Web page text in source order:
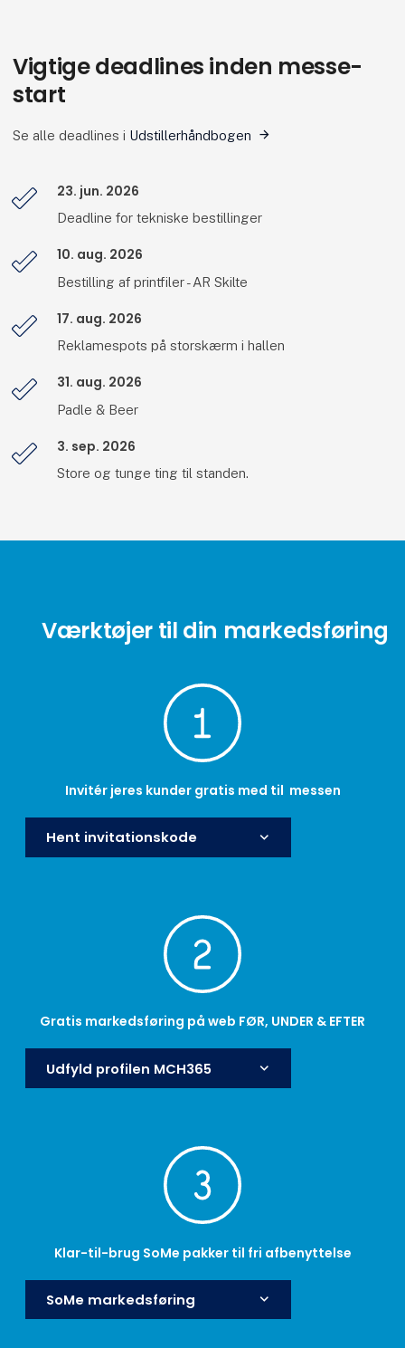
Vigtige deadlines inden messe-
start
Se alle deadlines i Udstillerhåndbogen
23. jun. 2026
Deadline for tekniske bestillinger
10. aug. 2026
Bestilling af printfiler - AR Skilte
17. aug. 2026
Reklamespots på storskærm i hallen
31. aug. 2026
Padle & Beer
3. sep. 2026
Store og tunge ting til standen.
Værktøjer til din markedsføring
Invitér jeres kunder gratis med til messen
Hent invitationskode keyboard_arrow_down
Gratis markedsføring på web FØR, UNDER & EFTER
Udfyld profilen MCH365 keyboard_arrow_down
Klar-til-brug SoMe pakker til fri afbenyttelse
SoMe markedsføring keyboard_arrow_down